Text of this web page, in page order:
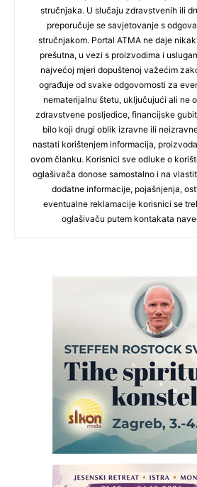
stručnjaka. U slučaju zdravstvenih ili
preporučuje se savjetovanje s
stručnjakom. Portal ATMA ne daje
prešutna, u vezi s proizvodima i
najvećoj mjeri dopuštenoj važećim
ograđuje od svake odgovornosti za
nematerijalnu štetu, uključujući ali ne
zdravstvene posljedice, financijske
bilo koji drugi oblik izravne ili
nastati korištenjem informacija,
ovom članku. Korisnici sve odluke o
oglašivača donose samostalno i na
dodatne informacije, pojašnjenja,
eventualne reklamacije korisnici se
oglašivaču putem kontakata